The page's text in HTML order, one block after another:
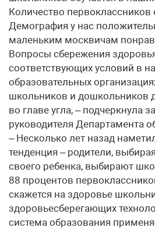
Количество первоклассников
Демография у нас
маленьким москвичам
Вопросы сбережения
соответствующих условий в
образовательных
школьников и дошкольников
во главе угла, – подчеркнула
руководителя Департамента
– Несколько лет назад
тенденция – родители,
своего ребенка, выбирают
88 процентов
скажется на здоровье
здоровьесберегающих
система образования